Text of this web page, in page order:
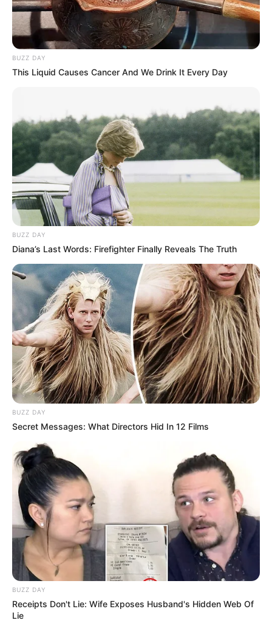
BUZZ DAY
This Liquid Causes Cancer And We Drink It Every Day
BUZZ DAY
Diana’s Last Words: Firefighter Finally Reveals The Truth
BUZZ DAY
Secret Messages: What Directors Hid In 12 Films
BUZZ DAY
Receipts Don't Lie: Wife Exposes Husband's Hidden Web Of
Lie